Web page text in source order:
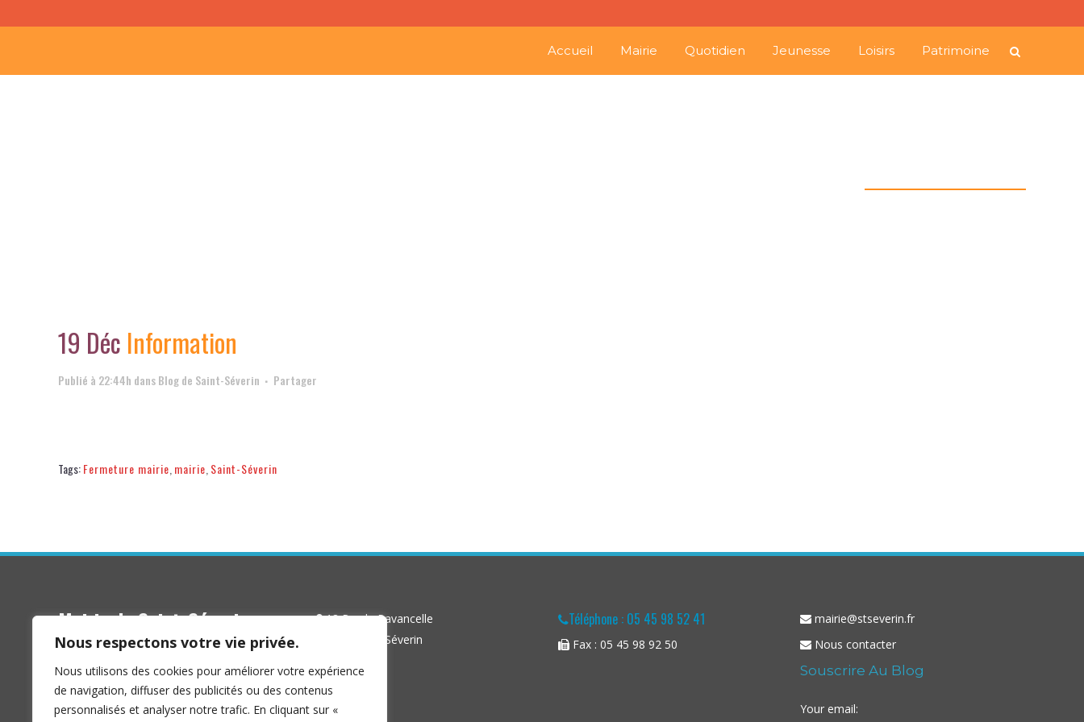
Nous respectons votre vie privée.
Nous utilisons des cookies pour améliorer votre expérience
de navigation, diffuser des publicités ou des contenus
personnalisés et analyser notre trafic. En cliquant sur «
Accueil Mairie Quotidien Jeunesse Loisirs Patrimoine
19 Déc Information
Publié à 22:44h dansBlog de Saint-Séverin Partager
Tags:Fermeture mairie mairie Saint-Séverin
Mairie de Saint-Séverin
18 Rue la Pavancelle
16 390 Saint-Séverin
Téléphone : 05 45 98 52 41
Fax : 05 45 98 92 50
mairie@stseverin.fr
Nous contacter
Souscrire Au Blog
Your email: